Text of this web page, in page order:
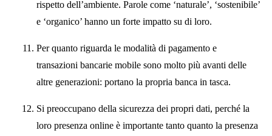
rispetto dell’ambiente. Parole come ‘naturale’, ‘sostenibile’
e ‘organico’ hanno un forte impatto su di loro.
Per quanto riguarda le modalità di pagamento e
transazioni bancarie mobile sono molto più avanti delle
altre generazioni: portano la propria banca in tasca.
Si preoccupano della sicurezza dei propri dati, perché la
loro presenza online è importante tanto quanto la presenza